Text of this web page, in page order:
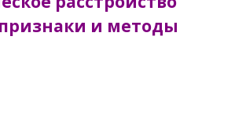
и методы